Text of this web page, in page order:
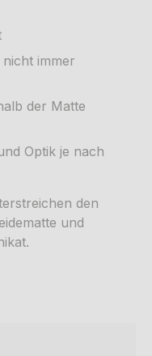
immer
der Matte
Optik je nach
den
und